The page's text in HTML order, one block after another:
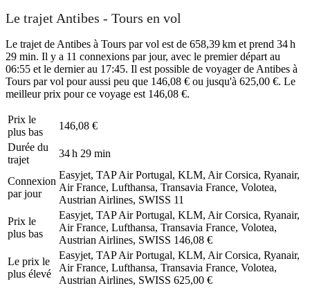
Le trajet Antibes - Tours en vol
Le trajet de Antibes à Tours par vol est de 658,39 km et prend 34 h
29 min. Il y a 11 connexions par jour, avec le premier départ au
06:55 et le dernier au 17:45. Il est possible de voyager de Antibes à
Tours par vol pour aussi peu que 146,08 € ou jusqu'à 625,00 €. Le
meilleur prix pour ce voyage est 146,08 €.
Prix ​​le
plus bas
146,08 €
Durée du
trajet
34 h 29 min
Connexion
par jour
Easyjet, TAP Air Portugal, KLM, Air Corsica, Ryanair,
Air France, Lufthansa, Transavia France, Volotea,
Austrian Airlines, SWISS 11
Prix ​​le
plus bas
Easyjet, TAP Air Portugal, KLM, Air Corsica, Ryanair,
Air France, Lufthansa, Transavia France, Volotea,
Austrian Airlines, SWISS 146,08 €
Le prix le
plus élevé
Easyjet, TAP Air Portugal, KLM, Air Corsica, Ryanair,
Air France, Lufthansa, Transavia France, Volotea,
Austrian Airlines, SWISS 625,00 €